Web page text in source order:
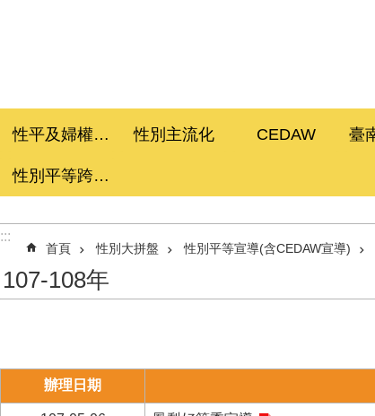
性平及婦權促進委員會 性別主流化 CEDAW
性別平等跨局處計畫
:::
首頁 性別大拼盤 性別平等宣導(含CEDAW宣導)
107-108年
辦理日期